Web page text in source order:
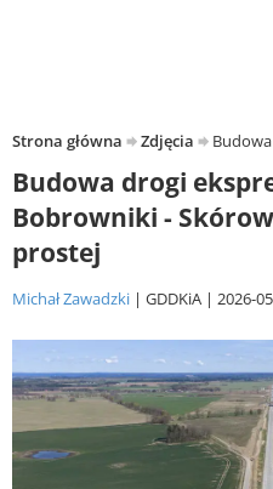
Strona główna Zdjęcia
Budowa drogi
Bobrowniki -
prostej
Michał Zawadzki GDDKiA 2026-